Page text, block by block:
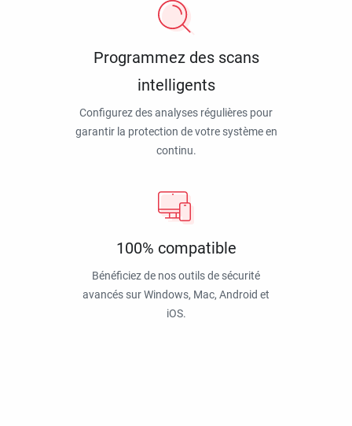
Programmez des scans
intelligents
Configurez des analyses régulières pour
garantir la protection de votre système en
continu.
100% compatible
Bénéficiez de nos outils de sécurité
avancés sur Windows, Mac, Android et
iOS.